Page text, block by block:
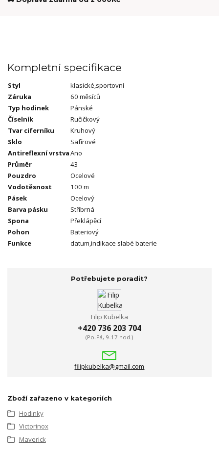
Kompletní specifikace
Styl
klasické,sportovní
Záruka
60 měsíců
Typ hodinek
Pánské
Číselník
Ručičkový
Tvar ciferníku
Kruhový
Sklo
Safírové
Antireflexní vrstvaAno
Průměr
43
Pouzdro
Ocelové
Vodotěsnost
100 m
Pásek
Ocelový
Barva pásku
Stříbrná
Spona
Překlápěcí
Pohon
Bateriový
Funkce
datum,indikace slabé baterie
Potřebujete poradit?
Filip Kubelka
+420 736 203 704
(Po-Pá, 9-17 hod.)
filipkubelka@gmail.com
Zboží zařazeno v kategoriích
Hodinky
Victorinox
Maverick